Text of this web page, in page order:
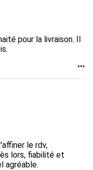
pour la livraison. Il
le rdv,
lors, fiabilité et
agréable.